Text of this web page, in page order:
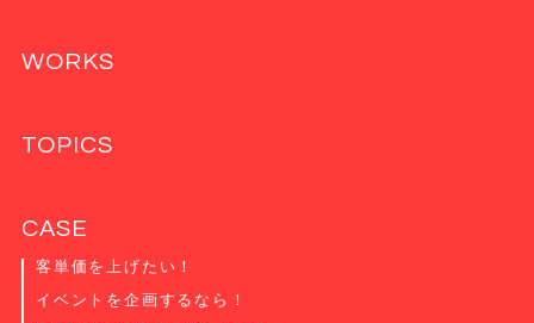
WORKS
TOPICS
CASE
客単価を上げたい！
イベントを企画するなら！